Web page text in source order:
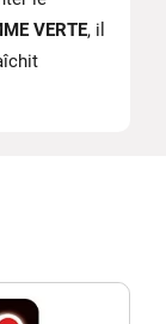
VERTE, il